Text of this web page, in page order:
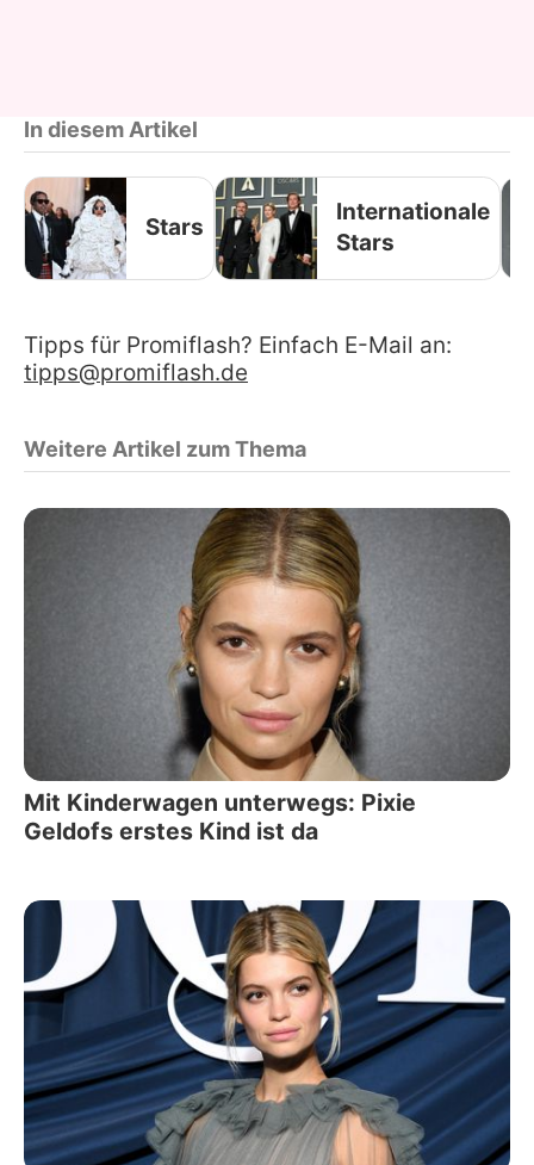
In diesem Artikel
Stars
Internationale
Stars
Tipps für Promiflash? Einfach E-Mail an:
tipps@promiflash.de
Weitere Artikel zum Thema
Mit Kinderwagen unterwegs: Pixie
Geldofs erstes Kind ist da